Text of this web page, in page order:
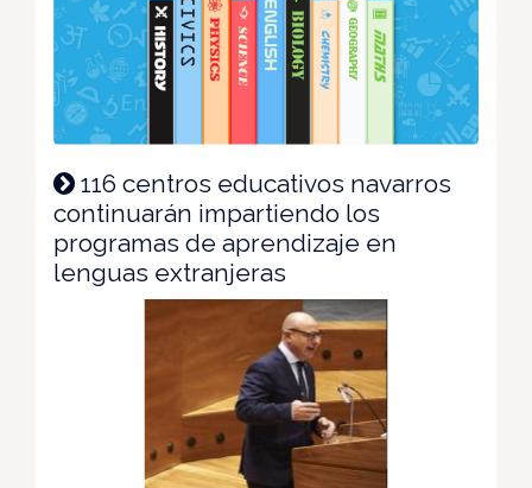
116 centros educativos navarros
continuarán impartiendo los
programas de aprendizaje en
lenguas extranjeras